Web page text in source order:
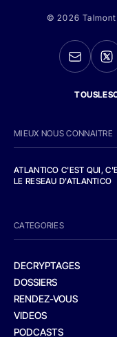
© 2026
MIEUX NOUS CONNAITRE
ATLANTICO C'EST QUI,
LE RESEAU D'ATLANTICO
CATEGORIES
DECRYPTAGES
DOSSIERS
RENDEZ-VOUS
VIDEOS
PODCASTS